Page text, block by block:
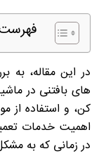
در این مقاله،
های بافتنی در
کن، و استفاده از
اهمیت خدمات
در زمانی که به